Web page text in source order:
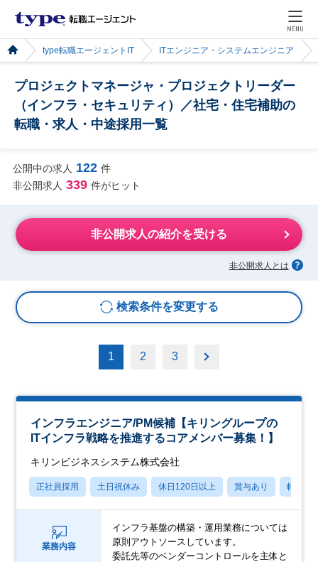
MENU
type転職エージェントIT ITエンジニア・システムエンジニア
プロジェクトマネージャ・プロジェクトリーダー
（インフラ・セキュリティ）／社宅・住宅補助の
転職・求人・中途採用一覧
公開中の求人 122 件
非公開求人 339 件がヒット
非公開求人の紹介を受ける
非公開求人とは
検索条件を変更する
1 2 3
インフラエンジニア/PM候補【キリングループの
ITインフラ戦略を推進するコアメンバー募集！】
キリンビジネスシステム株式会社
正社員採用 土日祝休み 休日120日以上 賞与あり 転勤な
業務内容
インフラ基盤の構築・運用業務については
原則アウトソースしています。
委託先等のベンダーコントロールを主体と